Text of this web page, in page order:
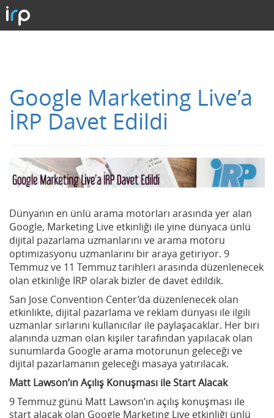
Google Marketing Live’a
İRP Davet Edildi
Dünyanın en ünlü arama motorları arasında yer alan
Google, Marketing Live etkinliği ile yine dünyaca ünlü
dijital pazarlama uzmanlarını ve arama motoru
optimizasyonu uzmanlarını bir araya getiriyor. 9
Temmuz ve 11 Temmuz tarihleri arasında düzenlenecek
olan etkinliğe İRP olarak bizler de davet edildik.
San Jose Convention Center’da düzenlenecek olan
etkinlikte, dijital pazarlama ve reklam dünyası ile ilgili
uzmanlar sırlarını kullanıcılar ile paylaşacaklar. Her biri
alanında uzman olan kişiler tarafından yapılacak olan
sunumlarda Google arama motorunun geleceği ve
dijital pazarlamanın geleceği masaya yatırılacak.
Matt Lawson’ın Açılış Konuşması ile Start Alacak
9 Temmuz günü Matt Lawson’ın açılış konuşması ile
start alacak olan Google Marketing Live etkinliği ünlü